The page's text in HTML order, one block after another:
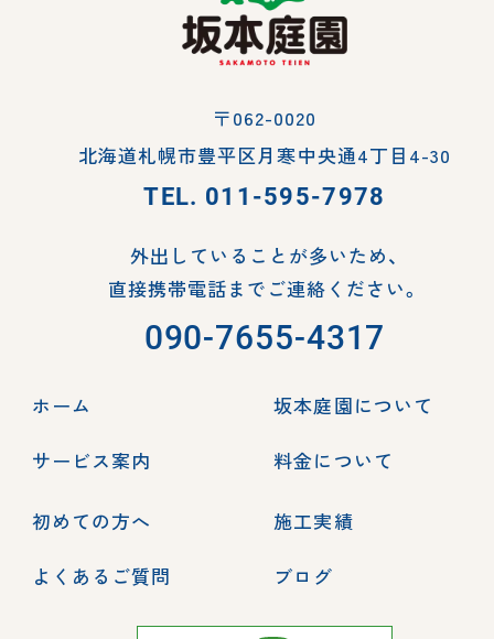
〒062-0020
北海道札幌市豊平区月寒中央通4丁目4-30
TEL. 011-595-7978
外出していることが多いため、
直接携帯電話までご連絡ください。
090-7655-4317
ホーム
坂本庭園について
サービス案内
料金について
初めての方へ
施工実績
よくあるご質問
ブログ